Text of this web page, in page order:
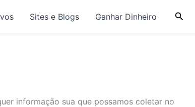
Sites e Blogs Ganhar Dinheiro
informação sua que possamos coletar no